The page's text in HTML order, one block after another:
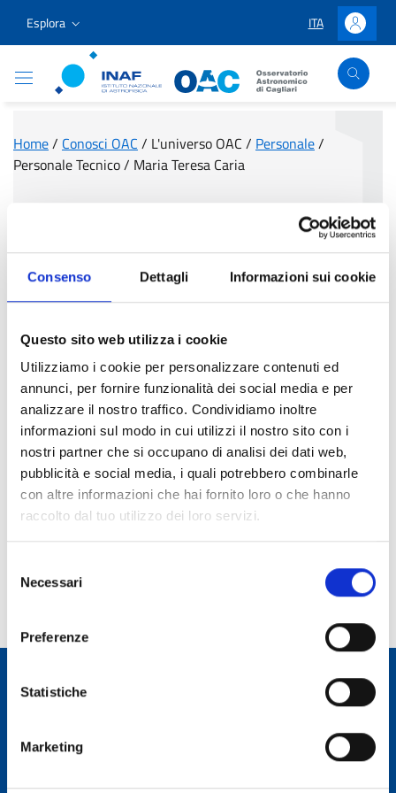
Consenso Dettagli Informazioni sui cookie
Questo sito web utilizza i cookie
Utilizziamo i cookie per personalizzare contenuti ed
annunci, per fornire funzionalità dei social media e per
analizzare il nostro traffico. Condividiamo inoltre
informazioni sul modo in cui utilizzi il nostro sito con i
nostri partner che si occupano di analisi dei dati web,
pubblicità e social media, i quali potrebbero combinarle
con altre informazioni che hai fornito loro o che hanno
raccolto dal tuo utilizzo dei loro servizi.
delNecessari
Preferenze
Statistiche
Marketing
Vai ai contenuti
Vai al menu di navigazione
Vai al footer
Esplora LINGUA
ITA Accedi
Osservatorio Astronomico Cagliari
Home/ Conosci OAC / L'universo OAC / Personale/
Personale Tecnico/ Maria Teresa Caria
Ruolo:
Collaboratore Tecnico Ente Ricerca
Telefono:
070 71180215
Incarico dal: